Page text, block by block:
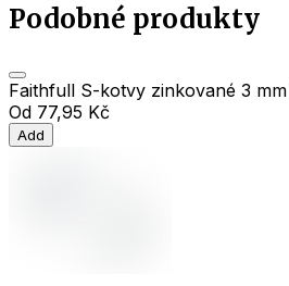
Podobné produkty
Faithfull S-kotvy zinkované 3
Od 77,95 Kč
Add